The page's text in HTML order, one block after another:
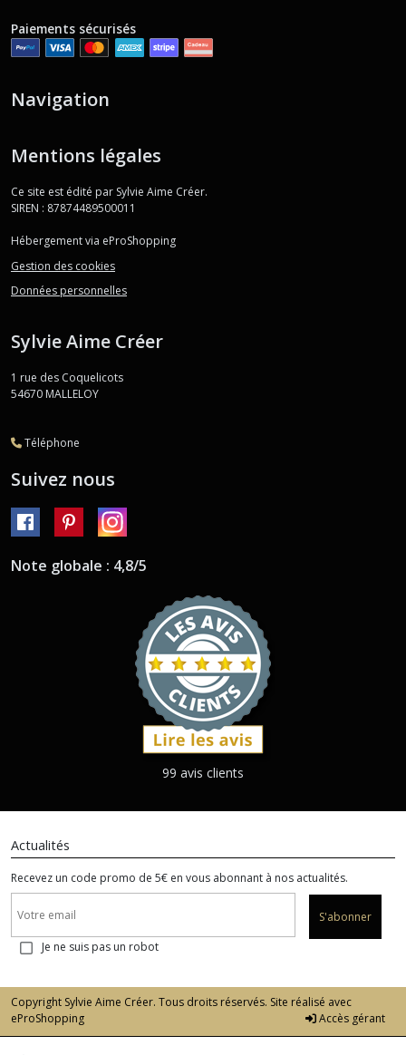
Paiements sécurisés
Navigation
Mentions légales
Ce site est édité par Sylvie Aime Créer.
SIREN : 87874489500011
Hébergement via eProShopping
Gestion des cookies
Données personnelles
Sylvie Aime Créer
1 rue des Coquelicots
54670 MALLELOY
Téléphone
Suivez nous
Note globale : 4,8/5
99 avis clients
Actualités
Recevez un code promo de 5€ en vous abonnant à nos actualités.
S'abonner
Je ne suis pas un robot
Copyright Sylvie Aime Créer. Tous droits réservés. Site réalisé avec
eProShopping
Accès gérant